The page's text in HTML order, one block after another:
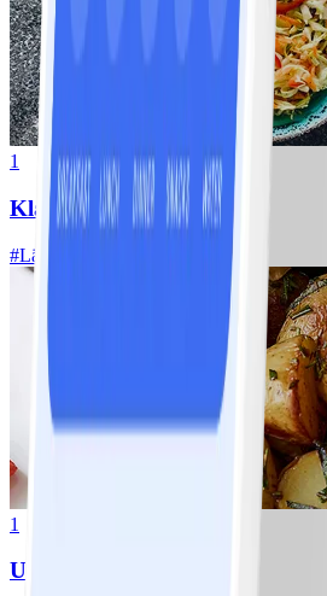
1
Klassisk vitkålssallad
#Lätt
1
Ugnsrostad potatis